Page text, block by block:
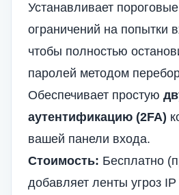
Устанавливает
ограничений на попытки
чтобы полностью
паролей методом
Обеспечивает простую
аутентификацию (2FA)
вашей панели входа.
Стоимость: Бесплатно
добавляет ленты угроз